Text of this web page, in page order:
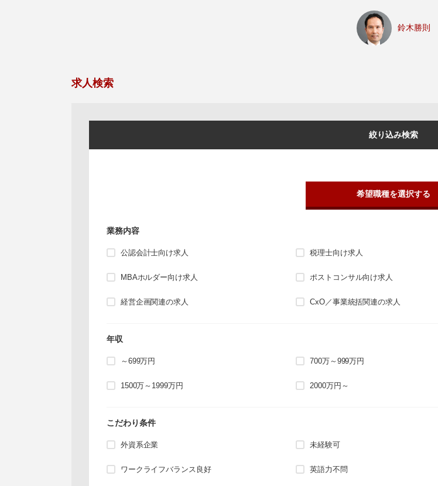
鈴木勝則
求人検索
絞り込み検索
希望職種を選択する
業務内容
公認会計士向け求人 税理士向け求人
MBAホルダー向け求人 ポストコンサル向け求人
経営企画関連の求人 CxO／事業統括関連の求人
年収
～699万円 700万～999万円
1500万～1999万円 2000万円～
こだわり条件
外資系企業 未経験可
ワークライフバランス良好 英語力不問